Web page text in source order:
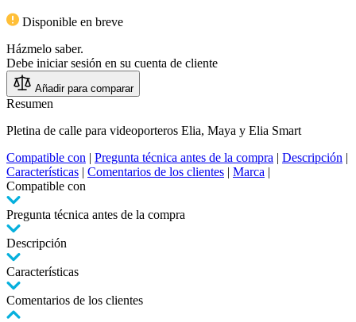
Disponible en breve
Házmelo saber.
Debe iniciar sesión en su cuenta de cliente
Añadir para comparar
Resumen
Pletina de calle para videoporteros Elia, Maya y Elia Smart
Compatible con | Pregunta técnica antes de la compra | Descripción |
Características | Comentarios de los clientes | Marca |
Compatible con
Pregunta técnica antes de la compra
Descripción
Características
Comentarios de los clientes